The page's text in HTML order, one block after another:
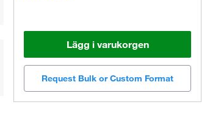
Lägg i varukorgen
Request Bulk or Custom Format